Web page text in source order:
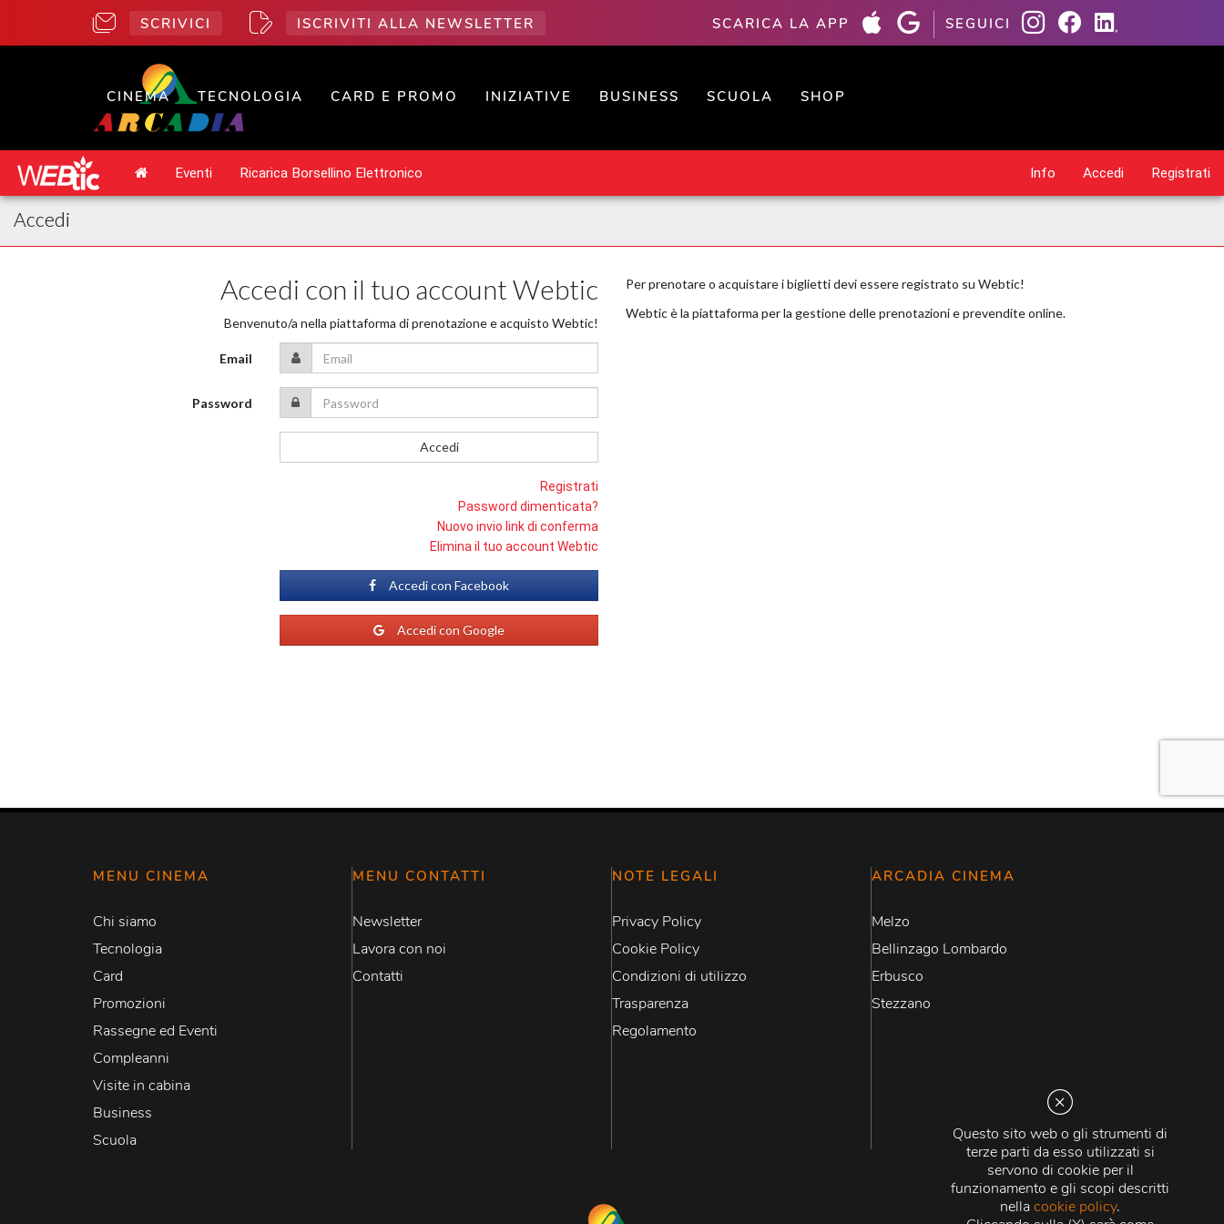
Questo sito web o gli strumenti di
terze parti da esso utilizzati si
servono di cookie per il
funzionamento e gli scopi descritti
nellacookie policy.
SCRIVICI ISCRIVITI ALLA NEWSLETTER SCARICA LA APP SEGUICI
CINEMA TECNOLOGIA CARD E PROMO INIZIATIVE BUSINESS SCUOLA SHOP
MENU CINEMA
Chi siamo
Tecnologia
Card
Promozioni
Rassegne ed Eventi
Compleanni
Visite in cabina
Business
Scuola
MENU CONTATTI
Newsletter
Lavora con noi
Contatti
NOTE LEGALI
Privacy Policy
Cookie Policy
Condizioni di utilizzo
Trasparenza
Regolamento
ARCADIA CINEMA
Melzo
Bellinzago Lombardo
Erbusco
Stezzano